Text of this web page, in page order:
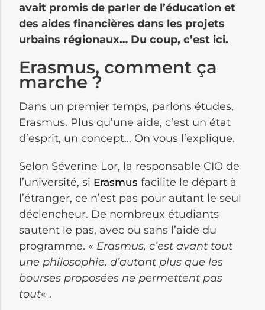
avait promis de parler de l’éducation et
des aides financières dans les projets
urbains régionaux… Du coup, c’est ici.
Erasmus, comment ça
marche ?
Dans un premier temps, parlons études,
Erasmus. Plus qu’une aide, c’est un état
d’esprit, un concept… On vous l’explique.
Selon Séverine Lor, la responsable CIO de
l’université, si Erasmus facilite le départ à
l’étranger, ce n’est pas pour autant le seul
déclencheur. De nombreux étudiants
sautent le pas, avec ou sans l’aide du
programme. « Erasmus, c’est avant tout
une philosophie, d’autant plus que les
bourses proposées ne permettent pas
tout« .